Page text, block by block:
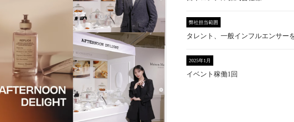
弊社担当範囲
タレント、一般インフルエンサー
2025年1月
イベント稼働1回